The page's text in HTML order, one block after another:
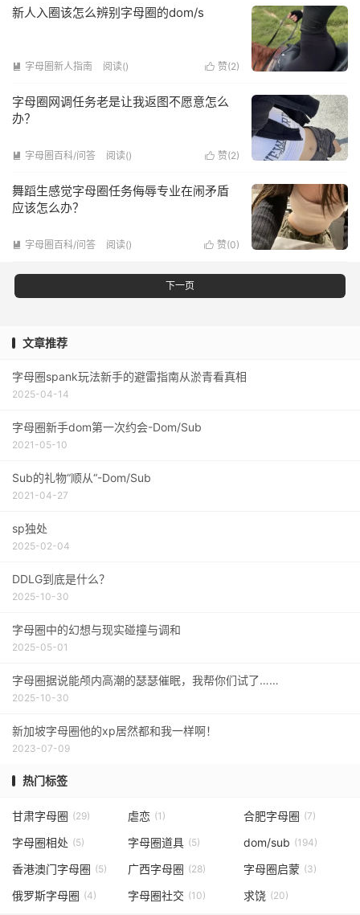
新人入圈该怎么辨别字母圈的dom/s
 赞(2)
 字母圈新人指南 阅读()
字母圈网调任务老是让我返图不愿意怎么
办？
 赞(2)
 字母圈百科/问答 阅读()
舞蹈生感觉字母圈任务侮辱专业在闹矛盾
应该怎么办？
 赞(0)
 字母圈百科/问答 阅读()
下一页
文章推荐
字母圈spank玩法新手的避雷指南从淤青看真相
2025-04-14
字母圈新手dom第一次约会-Dom/Sub
2021-05-10
Sub的礼物“顺从“-Dom/Sub
2021-04-27
sp独处
2025-02-04
DDLG到底是什么？
2025-10-30
字母圈中的幻想与现实碰撞与调和
2025-05-01
字母圈据说能颅内高潮的瑟瑟催眠，我帮你们试了……
2025-10-30
新加坡字母圈他的xp居然都和我一样啊！
2023-07-09
热门标签
甘肃字母圈 (29) 虐恋 (1) 合肥字母圈 (7)
字母圈相处 (5) 字母圈道具 (5) dom/sub (194)
香港澳门字母圈 (5) 广西字母圈 (28) 字母圈启蒙 (3)
俄罗斯字母圈 (4) 字母圈社交 (10) 求饶 (20)